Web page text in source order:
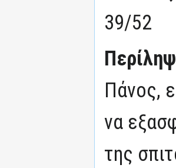
39/52
Πάνος,
να
της